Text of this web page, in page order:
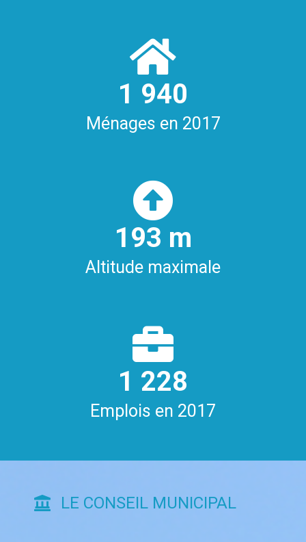
1 960
Ménages en 2017
200 m
Altitude maximale
1 238
Emplois en 2017
LE CONSEIL MUNICIPAL